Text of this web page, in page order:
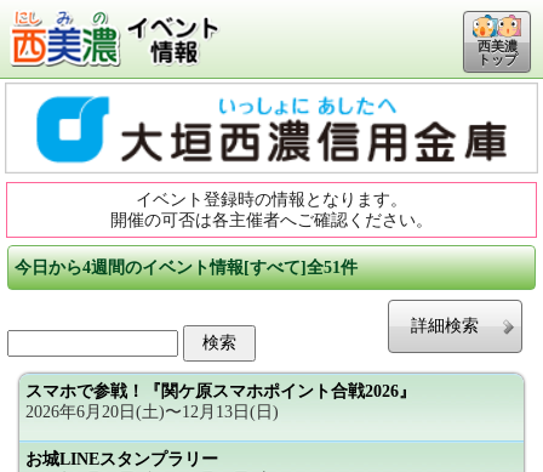
西美濃
トップ
イベント登録時の情報となります。
開催の可否は各主催者へご確認ください。
今日から4週間のイベント情報[すべて]全51件
詳細検索
スマホで参戦！『関ケ原スマホポイント合戦2026』
2026年6月20日(土)〜12月13日(日)
お城LINEスタンプラリー